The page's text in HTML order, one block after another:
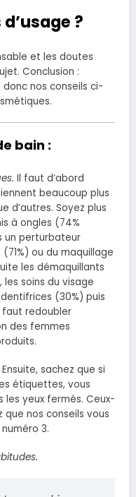
?
et les doutes
Conclusion :
nos conseils ci-
bain :
Il faut d’abord
beaucoup plus
d’autres. Soyez plus
à ongles (74%
un perturbateur
ou du maquillage
les démaquillants
soins du visage
(30%) puis
faut redoubler
des femmes
Ensuite, sachez que si
étiquettes, vous
yeux fermés. Ceux-
que nos conseils vous
3.